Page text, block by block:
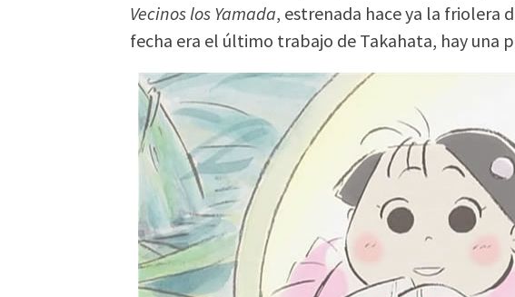
Vecinos los Yamada, estrenada hace ya la friolera
fecha era el último trabajo de Takahata, hay una